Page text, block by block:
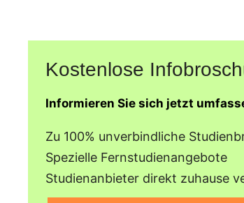
Kostenlose
Informieren Sie sich jetzt
Zu 100% unverbindliche
Spezielle Fernstudienangebote
Studienanbieter direkt zuhause